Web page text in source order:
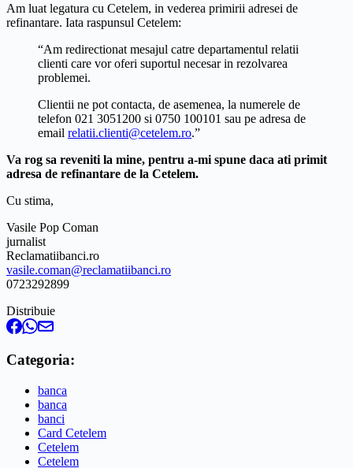
Am luat legatura cu Cetelem, in vederea primirii adresei de
refinantare. Iata raspunsul Cetelem:
“Am redirectionat mesajul catre departamentul relatii
clienti care vor oferi suportul necesar in rezolvarea
problemei.
Clientii ne pot contacta, de asemenea, la numerele de
telefon 021 3051200 si 0750 100101 sau pe adresa de
email relatii.clienti@cetelem.ro.”
Va rog sa reveniti la mine, pentru a-mi spune daca ati primit
adresa de refinantare de la Cetelem.
Cu stima,
Vasile Pop Coman
jurnalist
Reclamatiibanci.ro
vasile.coman@reclamatiibanci.ro
0723292899
Distribuie
Categoria:
banca
banca
banci
Card Cetelem
Cetelem
Cetelem